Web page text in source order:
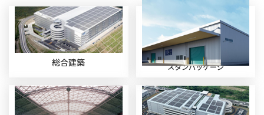
総合建築 システム建築
スタンパッケージ